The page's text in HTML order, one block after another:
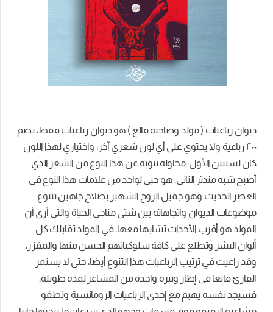
ديوان رباعيات ( مولد وصاحبه قالع ) هو ديوان رباعيات فقط، يضم
٢٠٠ رباعية ولا يحتوي على أي لون شعري آخر، واختياري لهذا اللون
كان لسببين الأول: محاولة تنويه عن هذا النوع من الشعر الذي
أصبح شبه مندثر الثاني: هو حبي لواحد من علامات هذا النوع في
العصر الحديث وهو جميل الروح الشهير بصلاح جاهين تتنوع
موضوعات الديوان واتجاهاته بين شتى مناحي الحياة والتي أرى أن
المولد هو أقرب الأحداث تشابها معها، في المولد تقابلك كل
ألوان البشر وتطلع على كافة سلوكياتهم الحسن منها والمقزز،
وقد راعيت في ترتيب الرباعيات هذا التنوع أيضا، حتى لا يستمر
القارئ قابعا في إطار وتيرة واحدة من المشاعر لمدة طويلة،
فسيجد نفسه يهيم مع إحدى الرباعيات الرومانسية وتطفو